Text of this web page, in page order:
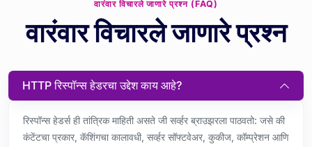
वारंवार विचारले जाणारे प्रश्न (FAQ)
वारंवार विचारले जाणारे प्रश्न
HTTP रिस्पॉन्स हेडरचा उद्देश काय आहे?
रिस्पॉन्स हेडर्स ही तांत्रिक माहिती असते जी सर्व्हर ब्राउझरला पाठवतो: जसे की
कंटेंटचा प्रकार, कॅशिंगचा कालावधी, सर्व्हर सॉफ्टवेअर, कुकीज, कॉम्प्रेशन आणि